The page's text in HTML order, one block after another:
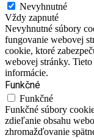
Nevyhnutné
Vždy zapnuté
Nevyhnutné súbory
fungovanie webovej
cookie, ktoré
webovej stránky.
informácie.
Funkčné
Funkčné
Funkčné súbory
zdieľanie obsahu
zhromažďovanie